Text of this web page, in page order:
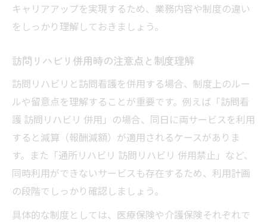
キャリアアップを実現するため、業務内容や制度の違い
をしっかり理解しておきましょう。
訪問リハビリ併用時の注意点と制度理解
訪問リハビリと訪問看護を併用する場合、制度上のルー
ルや留意点を理解することが重要です。例えば「訪問看
護 訪問リハビリ 併用」の場合、同日に両サービスを利用
すると減算（報酬減額）が適用されるケースがありま
す。また「通所リハビリ 訪問リハビリ 併用禁止」など、
同時利用ができないサービスも存在するため、利用計画
の段階でしっかり確認しましょう。
具体的な制度としては、医療保険や介護保険それぞれで